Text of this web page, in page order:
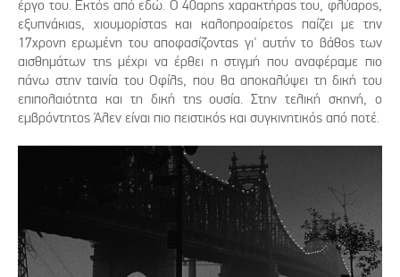
έργο του. Εκτός από εδώ. Ο 40αρης χαρακτήρας του, φλύαρος,
εξυπνάκιας, χιουμορίστας και καλοπροαίρετος παίζει με την
17χρονη ερωμένη του αποφασίζοντας γι' αυτήν το βάθος των
αισθημάτων της μέχρι να έρθει η στιγμή που αναφέραμε πιο
πάνω στην ταινία του Οφίλς, που θα αποκαλύψει τη δική του
επιπολαιότητα και τη δική της ουσία. Στην τελική σκηνή, ο
εμβρόντητος Άλεν είναι πιο πειστικός και συγκινητικός από ποτέ.